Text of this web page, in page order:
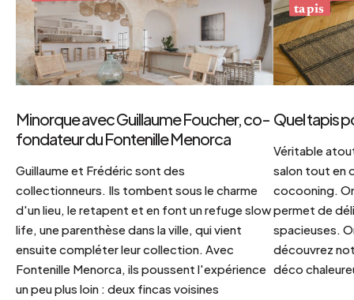
Minorque avec Guillaume Foucher, co-
fondateur du Fontenille Menorca
Guillaume et Frédéric sont des
collectionneurs. Ils tombent sous le charme
d'un lieu, le retapent et en font un refuge slow
life, une parenthèse dans la ville, qui vient
ensuite compléter leur collection. Avec
Fontenille Menorca, ils poussent l'expérience
un peu plus loin : deux fincas voisines
tapis
Quel tapis
Véritable
salon tout en
cocooning.
permet de
spacieuses.
découvrez
déco